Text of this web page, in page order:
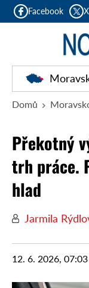
Facebook X
Domů
Překotný
trh práce.
hlad
Jarmila
12. 6. 2026, 07:03